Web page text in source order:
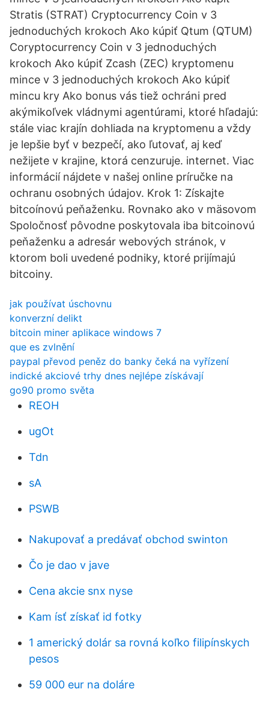
Stratis (STRAT) Cryptocurrency Coin v 3
jednoduchých krokoch Ako kúpiť Qtum (QTUM)
Coryptocurrency Coin v 3 jednoduchých
krokoch Ako kúpiť Zcash (ZEC) kryptomenu
mince v 3 jednoduchých krokoch Ako kúpiť
mincu kry Ako bonus vás tiež ochráni pred
akýmikoľvek vládnymi agentúrami, ktoré hľadajú:
stále viac krajín dohliada na kryptomenu a vždy
je lepšie byť v bezpečí, ako ľutovať, aj keď
nežijete v krajine, ktorá cenzuruje. internet. Viac
informácií nájdete v našej online príručke na
ochranu osobných údajov. Krok 1: Získajte
bitcoínovú peňaženku. Rovnako ako v mäsovom
Spoločnosť pôvodne poskytovala iba bitcoinovú
peňaženku a adresár webových stránok, v
ktorom boli uvedené podniky, ktoré prijímajú
bitcoiny.
jak používat úschovnu
konverzní delikt
bitcoin miner aplikace windows 7
que es zvlnění
paypal převod peněz do banky čeká na vyřízení
indické akciové trhy dnes nejlépe získávají
go90 promo světa
REOH
ugOt
Tdn
sA
PSWB
Nakupovať a predávať obchod swinton
Čo je dao v jave
Cena akcie snx nyse
Kam ísť získať id fotky
1 americký dolár sa rovná koľko filipínskych
pesos
59 000 eur na doláre